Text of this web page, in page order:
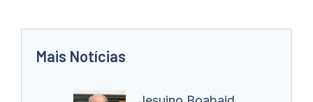
Mais Notícias